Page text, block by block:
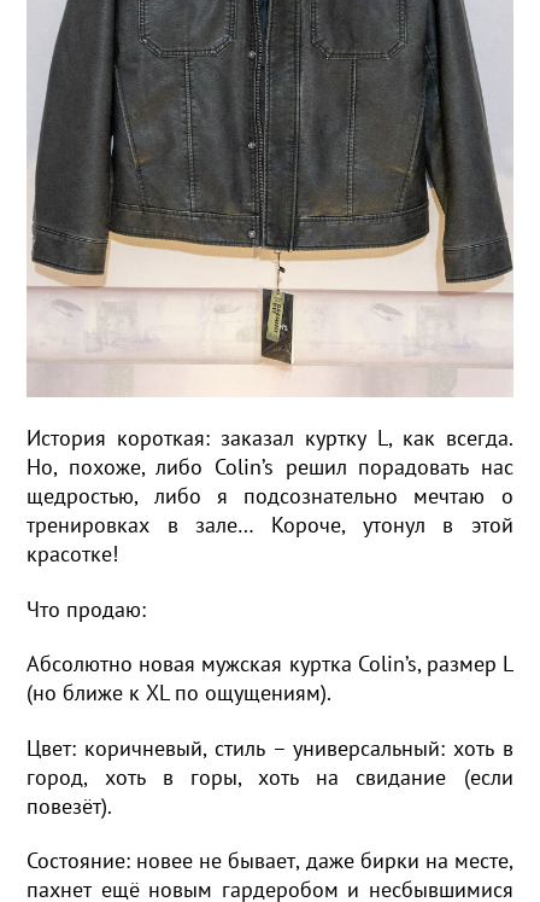
История короткая: заказал куртку L, как всегда.
Но, похоже, либо Colin’s решил порадовать нас
щедростью, либо я подсознательно мечтаю о
тренировках в зале… Короче, утонул в этой
красотке!
Что продаю:
Абсолютно новая мужская куртка Colin’s, размер L
(но ближе к XL по ощущениям).
Цвет: коричневый, стиль – универсальный: хоть в
город, хоть в горы, хоть на свидание (если
повезёт).
Состояние: новее не бывает, даже бирки на месте,
пахнет ещё новым гардеробом и несбывшимися